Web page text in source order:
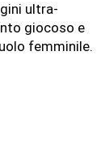
ultra-
giocoso e
femminile.